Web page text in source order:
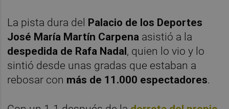
La pista dura del Palacio de los Deportes
José María Martín Carpena asistió a la
despedida de Rafa Nadal, quien lo vio y lo
sintió desde unas gradas que estaban a
rebosar con más de 11.000 espectadores.